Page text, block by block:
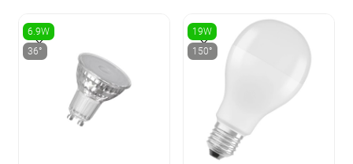
6.9W
36°
19W
150°